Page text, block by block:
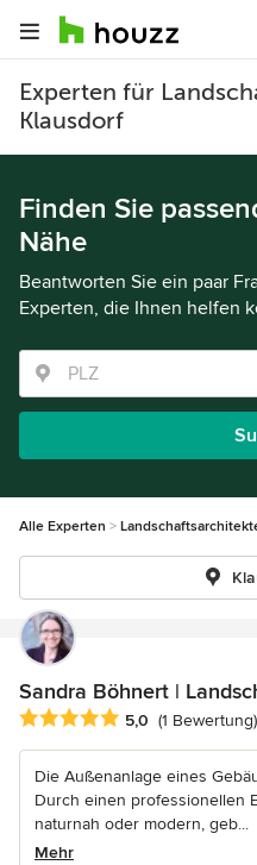
Experten für
Klausdorf
Finden Sie
Nähe
Beantworten Sie ein paar
Experten, die Ihnen helfen
Alle Experten
Sandra Böhnert |
Durchschnittliche
5,0 (1 Bewertung)
Die Außenanlage eines
Durch einen professionellen
naturnah oder modern, geb...
Mehr